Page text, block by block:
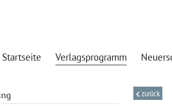
Startseite Verlagsprogramm
zurück